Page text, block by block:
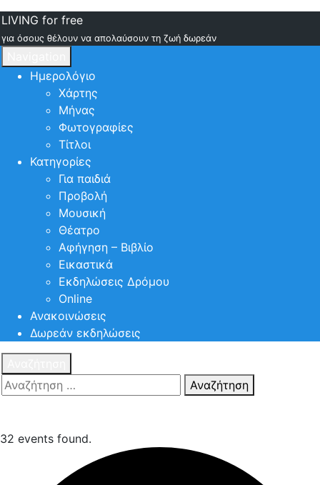
LIVING for free
για όσους θέλουν να απολαύσουν τη ζωή δωρεάν
Ημερολόγιο
Χάρτης
Μήνας
Φωτογραφίες
Τίτλοι
Κατηγορίες
Για παιδιά
Προβολή
Μουσική
Θέατρο
Αφήγηση – Βιβλίο
Εικαστικά
Εκδηλώσεις Δρόμου
Online
Ανακοινώσεις
Δωρεάν εκδηλώσεις
Αναζήτηση
32 events found.